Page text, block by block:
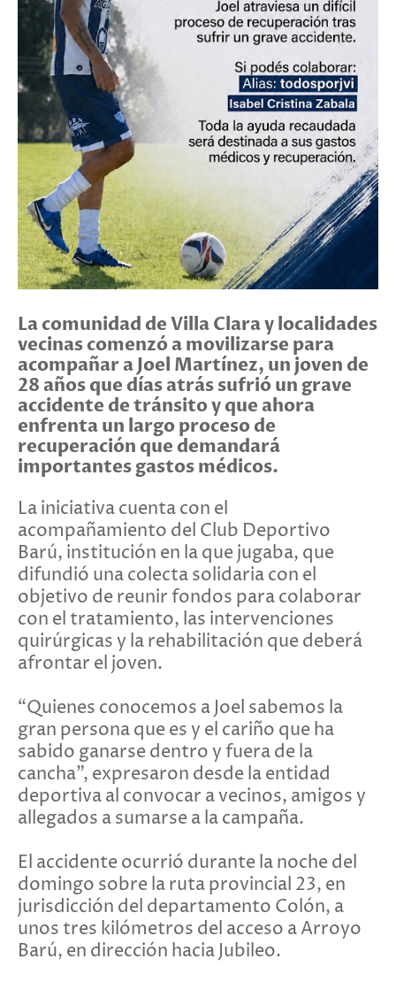
La comunidad de Villa Clara y localidades
vecinas comenzó a movilizarse para
acompañar a Joel Martínez, un joven de
28 años que días atrás sufrió un grave
accidente de tránsito y que ahora
enfrenta un largo proceso de
recuperación que demandará
importantes gastos médicos.
La iniciativa cuenta con el
acompañamiento del Club Deportivo
Barú, institución en la que jugaba, que
difundió una colecta solidaria con el
objetivo de reunir fondos para colaborar
con el tratamiento, las intervenciones
quirúrgicas y la rehabilitación que deberá
afrontar el joven.
“Quienes conocemos a Joel sabemos la
gran persona que es y el cariño que ha
sabido ganarse dentro y fuera de la
cancha”, expresaron desde la entidad
deportiva al convocar a vecinos, amigos y
allegados a sumarse a la campaña.
El accidente ocurrió durante la noche del
domingo sobre la ruta provincial 23, en
jurisdicción del departamento Colón, a
unos tres kilómetros del acceso a Arroyo
Barú, en dirección hacia Jubileo.